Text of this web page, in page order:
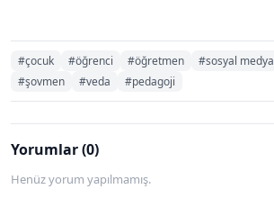
#çocuk #öğrenci #öğretmen #sosyal medya
#şovmen
#veda #pedagoji
Yorumlar (0)
Henüz yorum yapılmamış.